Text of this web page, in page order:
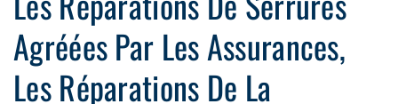
Agréées Par Les Assurances,
Les Réparations De La